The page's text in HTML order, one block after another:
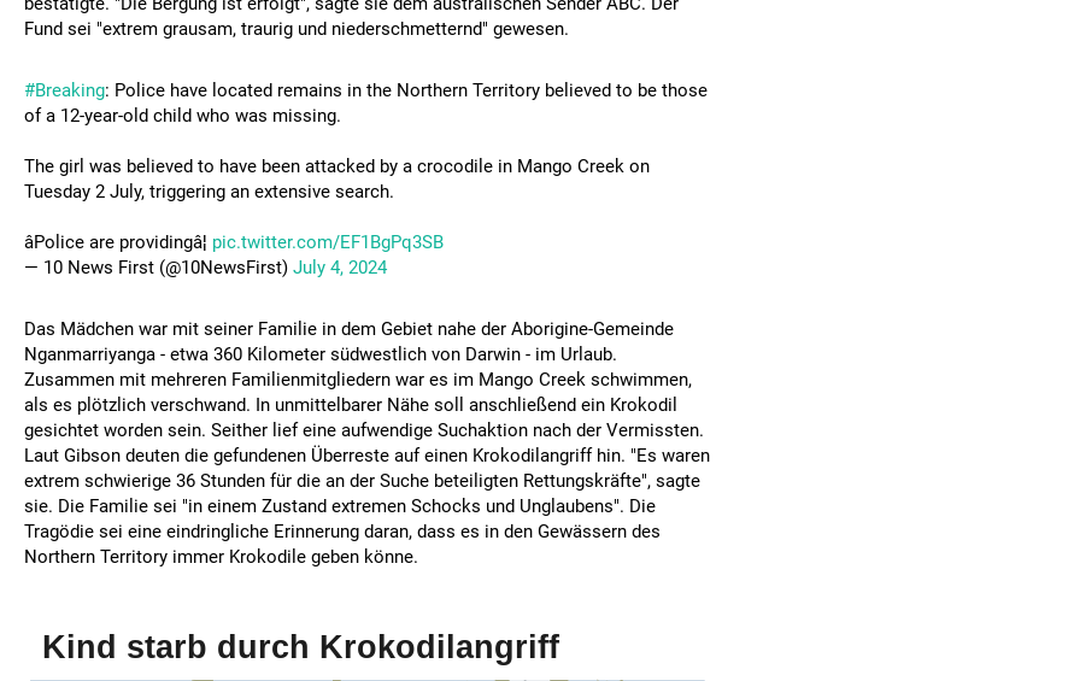
Fund sei "extrem grausam, traurig und niederschmetternd" gewesen.
#Breaking: Police have located remains in the Northern Territory believed to be those
of a 12-year-old child who was missing.
The girl was believed to have been attacked by a crocodile in Mango Creek on
Tuesday 2 July, triggering an extensive search.
âPolice are providingâ¦ pic.twitter.com/EF1BgPq3SB
— 10 News First (@10NewsFirst) July 4, 2024
Das Mädchen war mit seiner Familie in dem Gebiet nahe der Aborigine-Gemeinde
Nganmarriyanga - etwa 360 Kilometer südwestlich von Darwin - im Urlaub.
Zusammen mit mehreren Familienmitgliedern war es im Mango Creek schwimmen,
als es plötzlich verschwand. In unmittelbarer Nähe soll anschließend ein Krokodil
gesichtet worden sein. Seither lief eine aufwendige Suchaktion nach der Vermissten.
Laut Gibson deuten die gefundenen Überreste auf einen Krokodilangriff hin. "Es waren
extrem schwierige 36 Stunden für die an der Suche beteiligten Rettungskräfte", sagte
sie. Die Familie sei "in einem Zustand extremen Schocks und Unglaubens". Die
Tragödie sei eine eindringliche Erinnerung daran, dass es in den Gewässern des
Northern Territory immer Krokodile geben könne.